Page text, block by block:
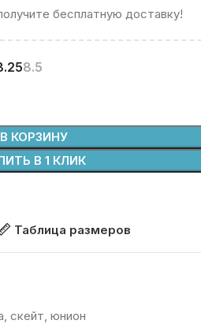
бесплатную доставку!
8.5
В КОРЗИНУ
В 1 КЛИК
Таблица размеров
, скейт, юнион